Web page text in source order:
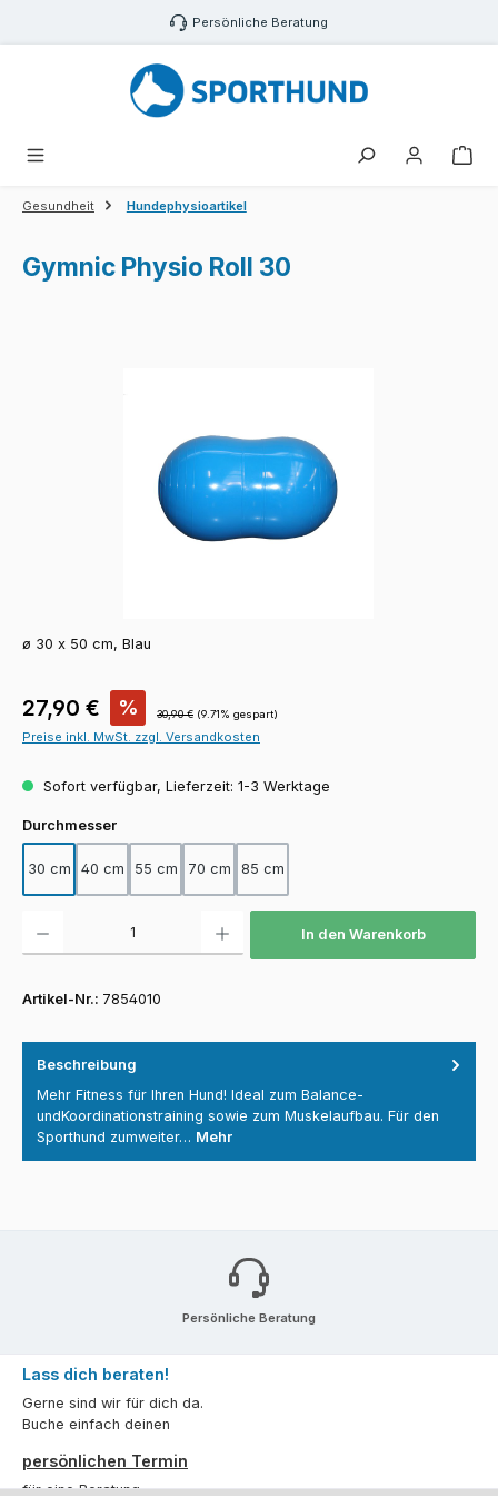
Zum Hauptinhalt springen Persönliche Beratung
Gesundheit Hundephysioartikel
Gymnic Physio Roll 30
ø 30 x 50 cm, Blau
Verkaufspreis:
27,90 € % Regulärer Preis:
30,90 € (9.71% gespart)
Preise inkl. MwSt. zzgl. Versandkosten
Sofort verfügbar, Lieferzeit: 1-3 Werktage
Durchmesserauswählen
30 cm 40 cm 55 cm 70 cm 85 cm
In den Warenkorb
Artikel-Nr.: 7854010
Beschreibung
Mehr Fitness für Ihren Hund! Ideal zum Balance-
undKoordinationstraining sowie zum Muskelaufbau. Für den
Sporthund zumweiter… Mehr
Persönliche Beratung
Lass dich beraten!
Gerne sind wir für dich da.
Buche einfach deinen
persönlichen Termin
für eine Beratung.